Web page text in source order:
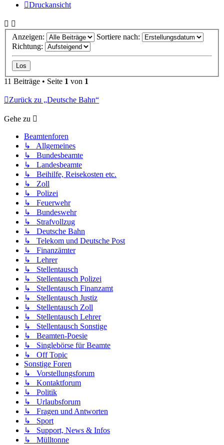
Druckansicht
Anzeigen:
Sortiere nach:
Richtung:
11 Beiträge • Seite 1 von 1
Zurück zu „Deutsche Bahn“
Gehe zu
Beamtenforen
↳ Allgemeines
↳ Bundesbeamte
↳ Landesbeamte
↳ Beihilfe, Reisekosten etc.
↳ Zoll
↳ Polizei
↳ Feuerwehr
↳ Bundeswehr
↳ Strafvollzug
↳ Deutsche Bahn
↳ Telekom und Deutsche Post
↳ Finanzämter
↳ Lehrer
↳ Stellentausch
↳ Stellentausch Polizei
↳ Stellentausch Finanzamt
↳ Stellentausch Justiz
↳ Stellentausch Zoll
↳ Stellentausch Lehrer
↳ Stellentausch Sonstige
↳ Beamten-Poesie
↳ Singlebörse für Beamte
↳ Off Topic
Sonstige Foren
↳ Vorstellungsforum
↳ Kontaktforum
↳ Politik
↳ Urlaubsforum
↳ Fragen und Antworten
↳ Sport
↳ Support, News & Infos
↳ Mülltonne